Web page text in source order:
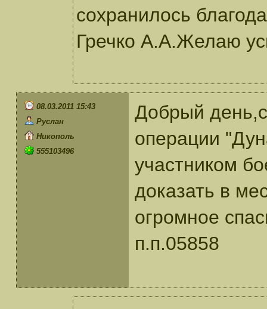
сохранилось
Гречко А.А.Желаю
08.03.2011 15:43
Руслан
Никополь
555103496
Добрый
операции
участником
доказать в
огромное
п.п.05858